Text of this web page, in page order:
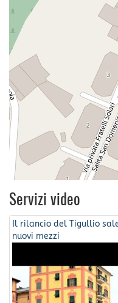
Servizi video
Il rilancio del Tigullio
nuovi mezzi